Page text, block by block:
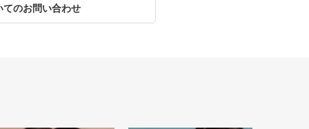
てのお問い合わせ